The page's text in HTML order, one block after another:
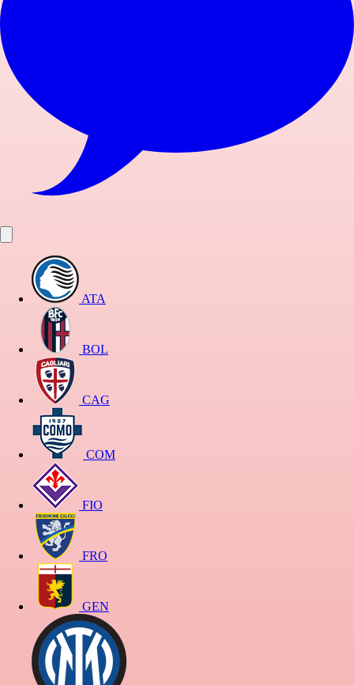
ATA
BOL
CAG
COM
FIO
FRO
GEN